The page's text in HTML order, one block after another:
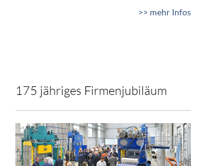
>> mehr Infos
175 jähriges Firmenjubiläum